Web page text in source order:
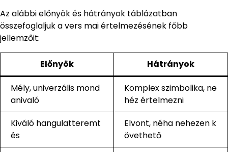
Az alábbi előnyök és hátrányok táblázatban
összefoglaljuk a vers mai értelmezésének főbb
jellemzőit:
Előnyök Hátrányok
Mély, univerzális mond
anivaló
Komplex szimbolika, ne
héz értelmezni
Kiváló hangulatteremt
és
Elvont, néha nehezen k
övethető